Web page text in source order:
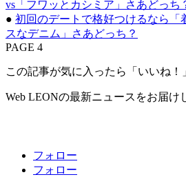
vs「フワッとカシミア」さあどっち
● 初回のデートで格好つけるなら「
スなデニム」さあどっち？
PAGE 4
この記事が気に入ったら「いいね！
Web LEONの最新ニュースをお届け
フォロー
フォロー